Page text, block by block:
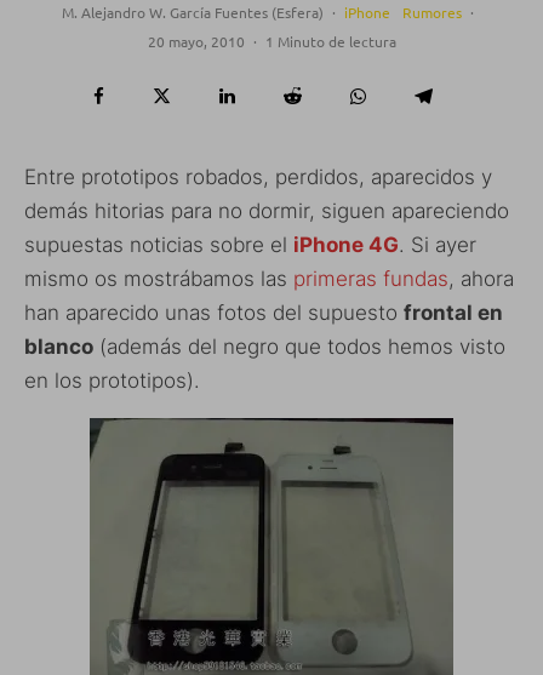
M. Alejandro W. García Fuentes (Esfera) · iPhone Rumores ·
20 mayo, 2010 · 1 Minuto de lectura
Entre prototipos robados, perdidos, aparecidos y
demás hitorias para no dormir, siguen apareciendo
supuestas noticias sobre el iPhone 4G. Si ayer
mismo os mostrábamos las primeras fundas, ahora
han aparecido unas fotos del supuesto frontal en
blanco (además del negro que todos hemos visto
en los prototipos).